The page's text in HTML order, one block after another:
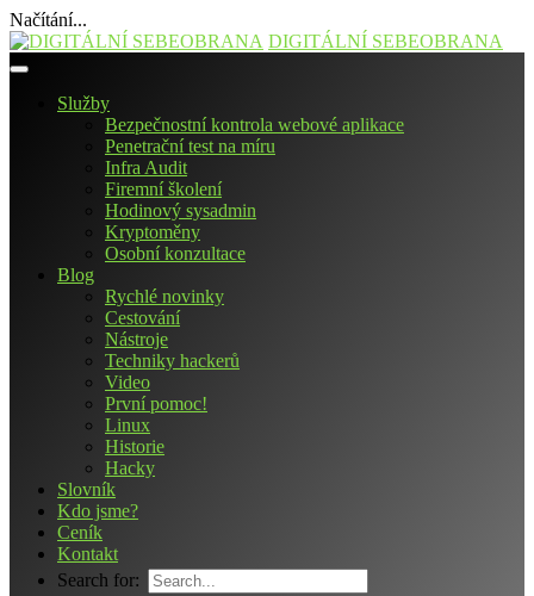
Načítání...
Přejít
k
DIGITÁLNÍ SEBEOBRANA
Služby
Bezpečnostní kontrola webové aplikace
Penetrační test na míru
Infra Audit
Firemní školení
Hodinový sysadmin
Kryptoměny
Osobní konzultace
Blog
Rychlé novinky
Cestování
Nástroje
Techniky hackerů
Video
První pomoc!
Linux
Historie
Hacky
Slovník
Kdo jsme?
Ceník
Kontakt
Search for: